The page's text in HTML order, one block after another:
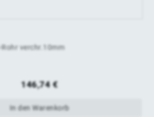
Rohr verchr.10mm
146,74€
In den Warenkorb